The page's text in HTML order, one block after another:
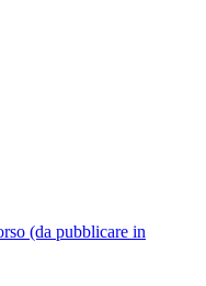
(da pubblicare in